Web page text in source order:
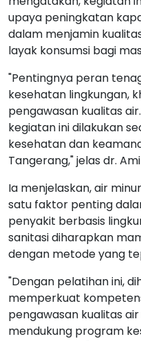
upaya peningkatan
dalam menjamin
layak konsumsi bagi
"Pentingnya peran
kesehatan lingkungan,
pengawasan kualitas
kegiatan ini dilakukan
kesehatan dan
Tangerang," jelas dr.
Ia menjelaskan, air
satu faktor penting
penyakit berbasis
sanitasi diharapkan
dengan metode yang
"Dengan pelatihan ini,
memperkuat
pengawasan kualitas
mendukung program